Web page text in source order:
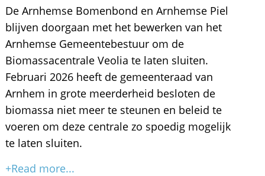
De Arnhemse Bomenbond en Arnhemse Piel
blijven doorgaan met het bewerken van het
Arnhemse Gemeentebestuur om de
Biomassacentrale Veolia te laten sluiten.
Februari 2026 heeft de gemeenteraad van
Arnhem in grote meerderheid besloten de
biomassa niet meer te steunen en beleid te
voeren om deze centrale zo spoedig mogelijk
te laten sluiten.
+Read more...